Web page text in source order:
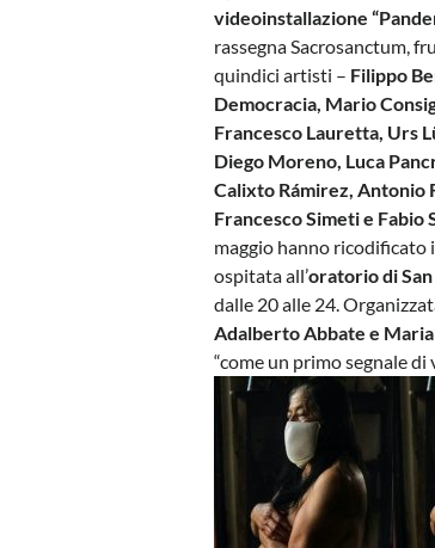
videoinstallazione
rassegna Sacrosanctum,
quindici artisti – Filippo
Democracia, Mario
Francesco Lauretta, Urs
Diego Moreno, Luca
Calixto Rámirez, Antonio
Francesco Simeti e Fabio
maggio hanno ricodificato
ospitata all’oratorio di
dalle 20 alle 24.
Adalberto Abbate e
“come un primo segnale